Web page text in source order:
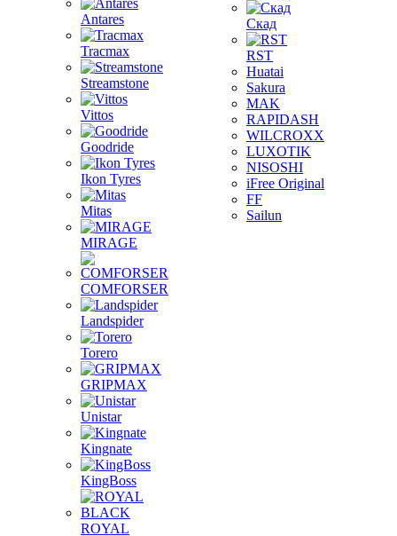
Antares
Tracmax
Streamstone
Vittos
Goodride
Ikon Tyres
Mitas
MIRAGE
COMFORSER
Landspider
Torero
GRIPMAX
Unistar
Kingnate
KingBoss
ROYAL
Скад
RST
Huatai
Sakura
MAK
RAPIDASH
WILCROXX
LUXOTIK
NISOSHI
iFree Original
FF
Sailun